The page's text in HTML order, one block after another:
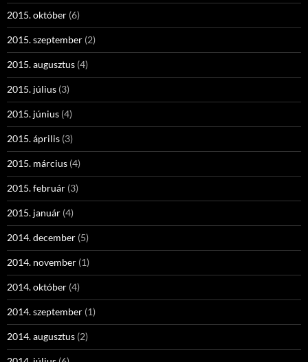
2015. október (6)
2015. szeptember (2)
2015. augusztus (4)
2015. július (3)
2015. június (4)
2015. április (3)
2015. március (4)
2015. február (3)
2015. január (4)
2014. december (5)
2014. november (1)
2014. október (4)
2014. szeptember (1)
2014. augusztus (2)